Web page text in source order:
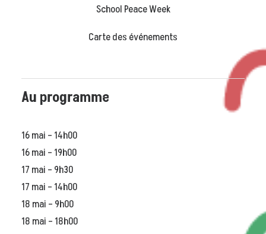
School Peace Week
Carte des événements
Au programme
16 mai – 14h00
16 mai – 19h00
17 mai – 9h30
17 mai – 14h00
18 mai – 9h00
18 mai – 18h00